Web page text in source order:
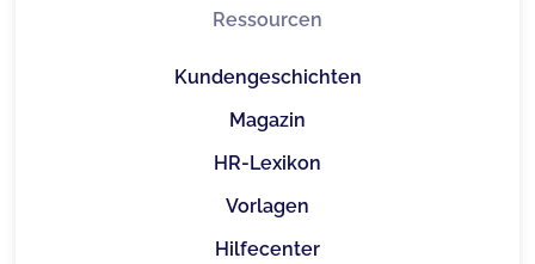
Ressourcen
Kundengeschichten
Magazin
HR-Lexikon
Vorlagen
Hilfecenter